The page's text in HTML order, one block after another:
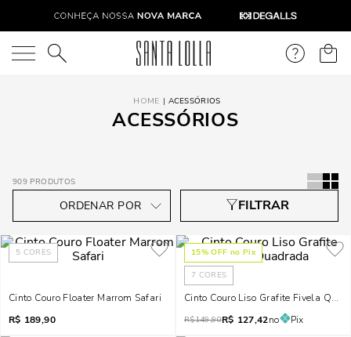
O que você está procurando?
ACESSÓRIOS
ACESSÓRIOS
909 PRODUTOS
5 CORES
Cinto Couro Floater Marrom Safari
R$ 189,90
15% OFF no Pix
7 CORES
Cinto Couro Liso Grafite Fivela
R$149,90R$ 127,42no Pix